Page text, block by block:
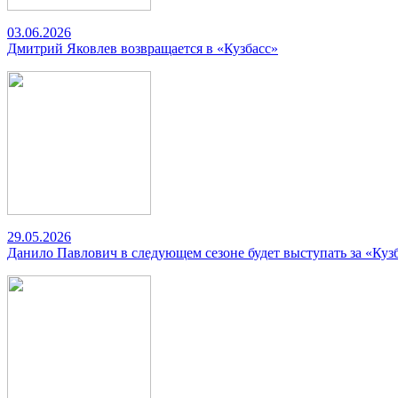
03.06.2026
Дмитрий Яковлев возвращается в «Кузбасс»
29.05.2026
Данило Павлович в следующем сезоне будет выступать за